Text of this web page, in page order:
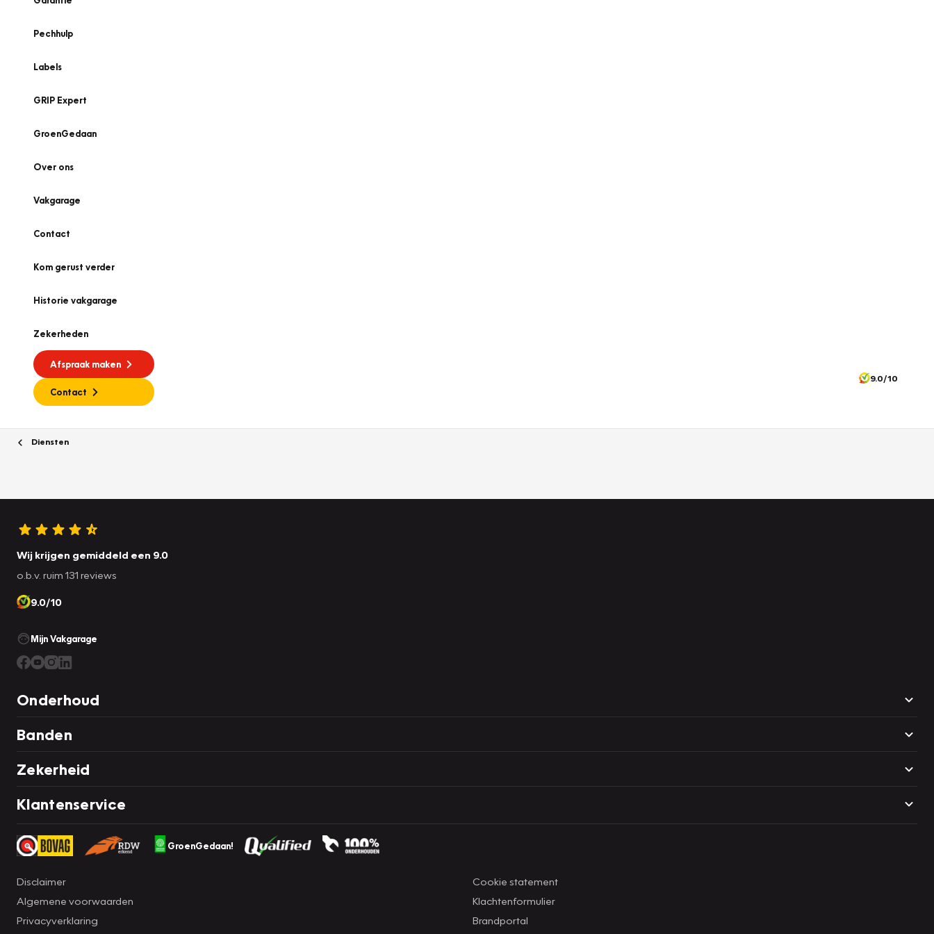
Pechhulp
Labels
GRIP Expert
GroenGedaan
Over ons
Vakgarage
Contact
Kom gerust verder
Historie vakgarage
Zekerheden
Afspraak maken
Contact
9.0/10
Diensten
Wij krijgen gemiddeld een 9.0
o.b.v. ruim 131 reviews
9.0/10
Mijn Vakgarage
Onderhoud
Banden
Zekerheid
Klantenservice
GroenGedaan!
Disclaimer
Algemene voorwaarden
Privacyverklaring
Cookie statement
Klachtenformulier
Brandportal